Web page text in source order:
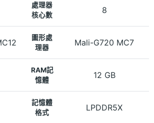
處理器
核心數
8
圖形處
理器
Mali-G720 MC7
RAM記
憶體
12 GB
記憶體
格式
LPDDR5X